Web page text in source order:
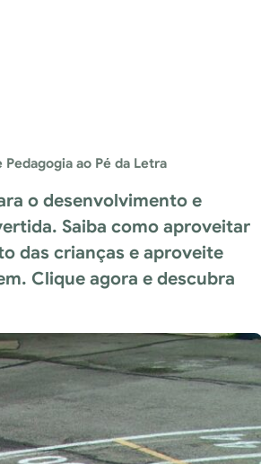
Pedagogia ao Pé da Letra
o desenvolvimento e
Saiba como aproveitar
das crianças e aproveite
Clique agora e descubra